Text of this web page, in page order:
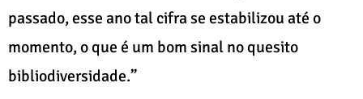
passado, esse ano tal cifra se estabilizou até o
momento, o que é um bom sinal no quesito
bibliodiversidade.”